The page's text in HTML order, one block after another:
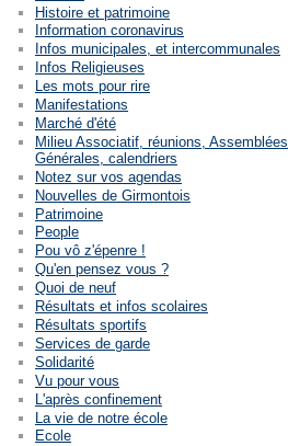
Histoire et patrimoine
Information coronavirus
Infos municipales, et intercommunales
Infos Religieuses
Les mots pour rire
Manifestations
Marché d'été
Milieu Associatif, réunions, Assemblées
Générales, calendriers
Notez sur vos agendas
Nouvelles de Girmontois
Patrimoine
People
Pou vô z'épenre !
Qu'en pensez vous ?
Quoi de neuf
Résultats et infos scolaires
Résultats sportifs
Services de garde
Solidarité
Vu pour vous
L'après confinement
La vie de notre école
Ecole